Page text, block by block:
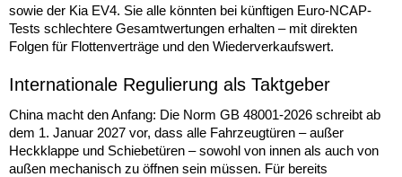
sowie der Kia EV4. Sie alle könnten bei künftigen Euro-NCAP-
Tests schlechtere Gesamtwertungen erhalten – mit direkten
Folgen für Flottenverträge und den Wiederverkaufswert.
Internationale Regulierung als Taktgeber
China macht den Anfang: Die Norm GB 48001-2026 schreibt ab
dem 1. Januar 2027 vor, dass alle Fahrzeugtüren – außer
Heckklappe und Schiebetüren – sowohl von innen als auch von
außen mechanisch zu öffnen sein müssen. Für bereits